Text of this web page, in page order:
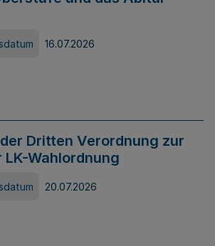
16.07.2026
Dritten Verordnung zur
Wahlordnung
20.07.2026